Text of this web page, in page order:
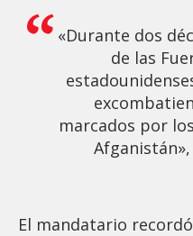
«Durante dos
de las
marcados por
El mandatario